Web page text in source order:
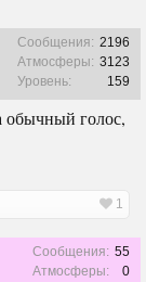
Сообщения: 2196
Атмосферы: 3123
Уровень:
159
обычный голос,
1
Сообщения: 55
Атмосферы:
0